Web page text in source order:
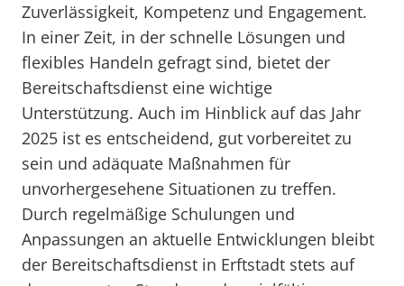
Zuverlässigkeit, Kompetenz und Engagement.
In einer Zeit, in der schnelle Lösungen und
flexibles Handeln gefragt sind, bietet der
Bereitschaftsdienst eine wichtige
Unterstützung. Auch im Hinblick auf das Jahr
2025 ist es entscheidend, gut vorbereitet zu
sein und adäquate Maßnahmen für
unvorhergesehene Situationen zu treffen.
Durch regelmäßige Schulungen und
Anpassungen an aktuelle Entwicklungen bleibt
der Bereitschaftsdienst in Erftstadt stets auf